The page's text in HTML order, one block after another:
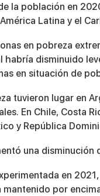
la población en
Latina y el
en pobreza
disminuido
en situación de
tuvieron lugar en
En Chile, Costa
y República
una
en
por